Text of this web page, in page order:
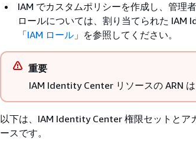
IAM でカスタムポリシーを作成し、管理
ロールについては、割り当てられた
「IAM ロール 」を参照してください。
重要
IAM Identity Center リソースの ARN
以下は、IAM Identity Center 権限セットとア
ースです。